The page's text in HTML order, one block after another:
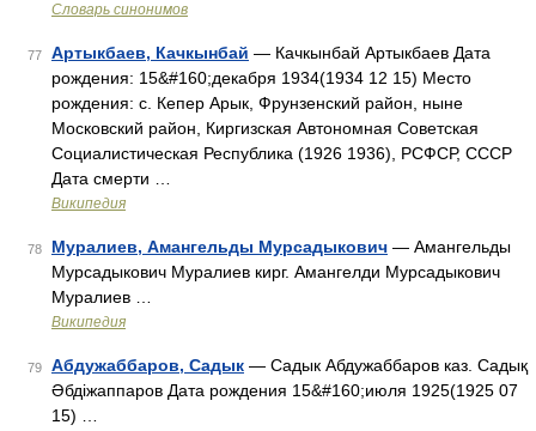
Словарь синонимов
77 Артыкбаев, Качкынбай — Качкынбай Артыкбаев Дата
рождения: 15&#160;декабря 1934(1934 12 15) Место
рождения: с. Кепер Арык, Фрунзенский район, ныне
Московский район, Киргизская Автономная Советская
Социалистическая Республика (1926 1936), РСФСР, СССР
Дата смерти …
Википедия
78 Муралиев, Амангельды Мурсадыкович — Амангельды
Мурсадыкович Муралиев кирг. Амангелди Мурсадыкович
Муралиев …
Википедия
79 Абдужаббаров, Садык — Садык Абдужаббаров каз. Садық
Әбдіжаппаров Дата рождения 15&#160;июля 1925(1925 07
15) …